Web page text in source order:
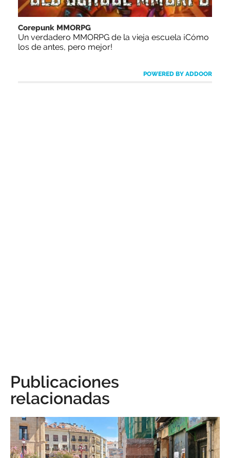
Corepunk MMORPG
Un verdadero MMORPG de la vieja escuela ¡Cómo
los de antes, pero mejor!
POWERED BY ADDOOR
Publicaciones
relacionadas